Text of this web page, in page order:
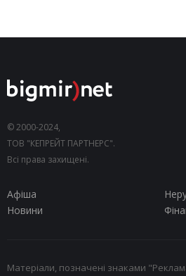
© 2000-2024,
ТОВ "КЕПРЕЙТ ПАРТНЕРС".
Всі права захищені.
Афіша
Новини
Матеріали, позначені знаками